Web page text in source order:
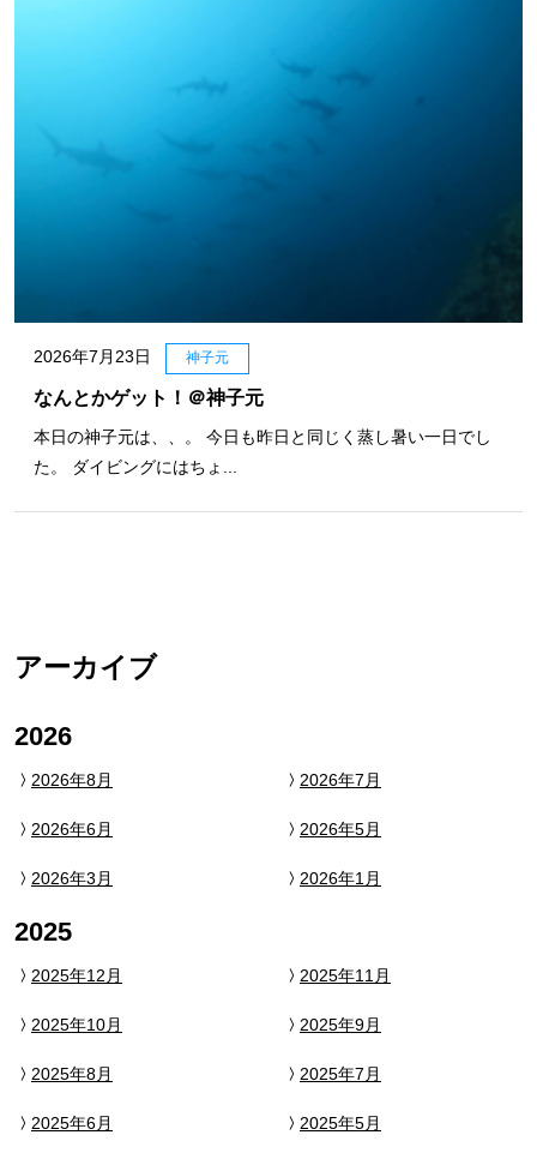
2026年7月23日 神子元
なんとかゲット！＠神子元
本日の神子元は、、。 今日も昨日と同じく蒸し暑い一日でし
た。 ダイビングにはちょ...
アーカイブ
2026
2026年8月 2026年7月
2026年6月 2026年5月
2026年3月 2026年1月
2025
2025年12月 2025年11月
2025年10月 2025年9月
2025年8月 2025年7月
2025年6月 2025年5月